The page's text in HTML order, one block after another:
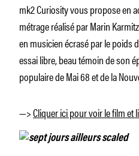
mk2 Curiosity vous propose en
métrage réalisé par Marin
en musicien écrasé par le poids
essai libre, beau témoin de son
populaire de Mai 68 et de la
—>Cliquer ici pour voir le film et